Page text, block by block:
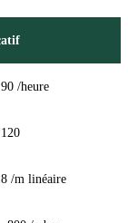
/heure
/m linéaire